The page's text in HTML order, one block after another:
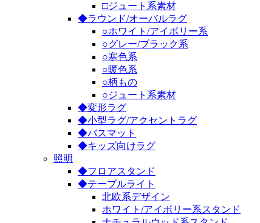
□ジュート系素材
◆ラウンド/オーバルラグ
○ホワイト/アイボリー系
○グレー/ブラック系
○寒色系
○暖色系
○柄もの
○ジュート系素材
◆変形ラグ
◆小型ラグ/アクセントラグ
◆バスマット
◆キッズ向けラグ
照明
◆フロアスタンド
◆テーブルライト
北欧系デザイン
ホワイト/アイボリー系スタンド